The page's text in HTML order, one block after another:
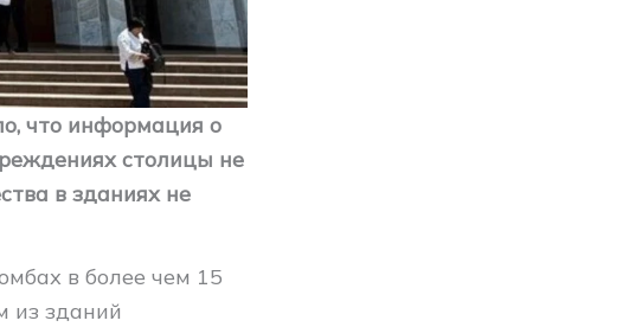
что информация о
столицы не
в зданиях не
в более чем 15
из зданий